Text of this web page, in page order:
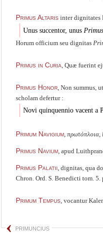
Primus Altaris inter dignitates
Unus succentor, unus Primus
Horum officium seu dignitas
Primus in Curia , Quæ fuerint
Primus Honor, Non summus,
scholam defertur :
Novi quinquennio vacent a
Primum Navigium, πρωτόπλοια,
Primus Navium, apud
Primus Palatii, dignitas, qua
Chron. Ord. S. Benedicti tom.
Primum Tempus, vocantur
PRIMUNCIUS